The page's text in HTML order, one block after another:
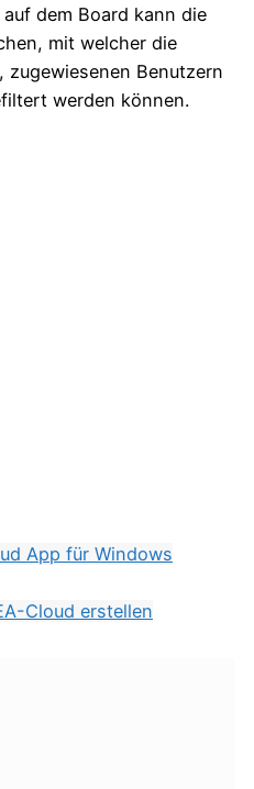
dem Board kann die
mit welcher die
Benutzern
werden können.
App für Windows
Cloud erstellen